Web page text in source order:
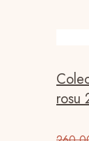
rosu